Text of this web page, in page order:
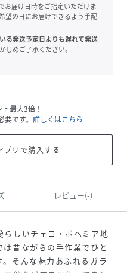
届け日時をご指定いただけま
望の日にお届けできるよう手配
る発送予定日よりも遅れて発送
じめご了承ください。
最大3倍！
です。 詳しくはこちら
リで購入する
レビュー(-)
しいチェコ・ボヘミア地
昔ながらの手作業でひと
そんな魅力あふれるガラ